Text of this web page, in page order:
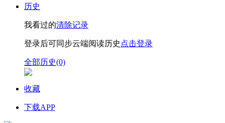
历史
我看过的清除记录
登录后可同步云端阅读历史 点击登录
全部历史(0)
收藏
下载APP